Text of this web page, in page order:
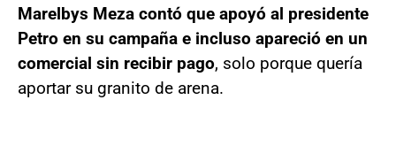
Marelbys Meza contó que apoyó al presidente
Petro en su campaña e incluso apareció en un
comercial sin recibir pago, solo porque quería
aportar su granito de arena.